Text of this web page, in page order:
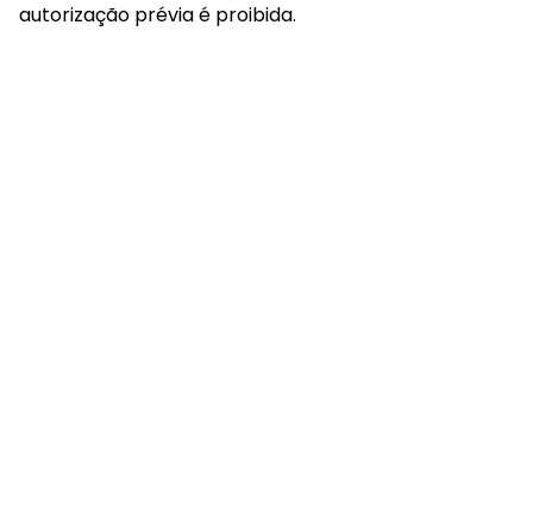
autorização prévia é proibida.